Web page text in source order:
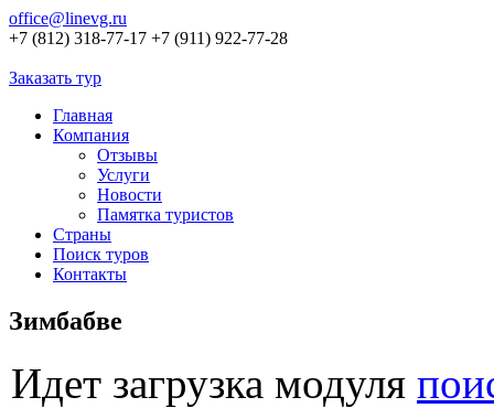
office@linevg.ru
+7 (812) 318-77-17 +7 (911) 922-77-28
Заказать тур
Главная
Компания
Отзывы
Услуги
Новости
Памятка туристов
Страны
Поиск туров
Контакты
Зимбабве
Идет загрузка модуля